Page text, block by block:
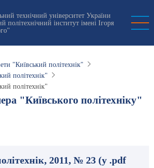
технічний університет України
політехнічний інститут імені Ігоря
"Київський політехнік"
політехнік"
політехнік"
"Київського політехніку"
2011, № 23 (у .pdf